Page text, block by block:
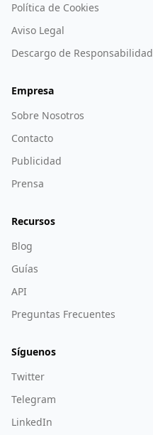
Política de Cookies
Aviso Legal
Descargo de Responsabilidad
Empresa
Sobre Nosotros
Contacto
Publicidad
Prensa
Recursos
Blog
Guías
API
Preguntas Frecuentes
Síguenos
Twitter
Telegram
LinkedIn